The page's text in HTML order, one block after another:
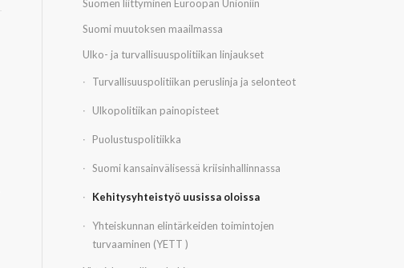
Suomen liittyminen Euroopan Unioniin
Suomi muutoksen maailmassa
Ulko- ja turvallisuuspolitiikan linjaukset
Turvallisuuspolitiikan peruslinja ja selonteot
Ulkopolitiikan painopisteet
Puolustuspolitiikka
Suomi kansainvälisessä kriisinhallinnassa
Kehitysyhteistyö uusissa oloissa
Yhteiskunnan elintärkeiden toimintojen
turvaaminen (YETT )